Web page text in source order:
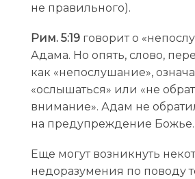
не правильного).
Рим. 5:19говорит о
Адама. Но опять, слово,
как «непослушание»,
«ослышаться» или «не
внимание». Адам не
на предупреждение Божье.
Еще могут возникнуть
недоразумения по поводу